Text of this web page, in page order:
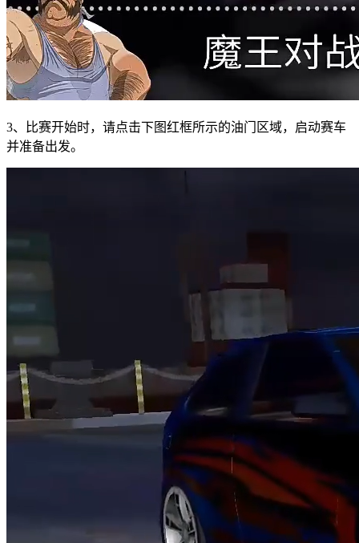
3、比赛开始时，请点击下图红框所示的油门区域，启动赛车
并准备出发。